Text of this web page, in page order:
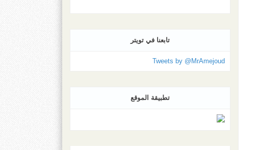
تابعنا في تويتر
Tweets by @MrAmejoud
تطبيقة الموقع